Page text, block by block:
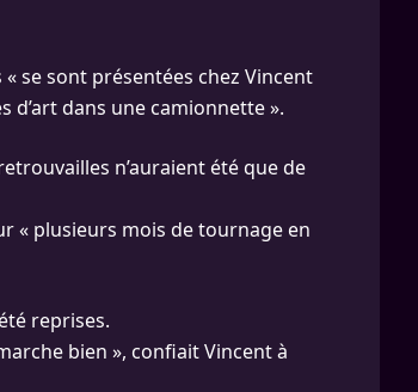
se sont présentées chez Vincent
dans une camionnette ».
n’auraient été que de
« plusieurs mois de tournage en
reprises.
bien », confiait Vincent à